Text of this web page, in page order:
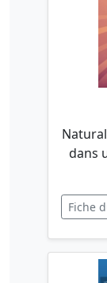
dans
Fiche